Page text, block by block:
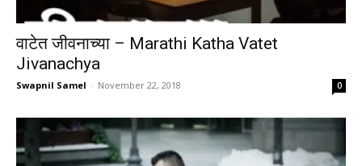
वाटेत जीवनाच्या – Marathi Katha Vatet
Jivanachya
Swapnil Samel - November 22, 2018 0